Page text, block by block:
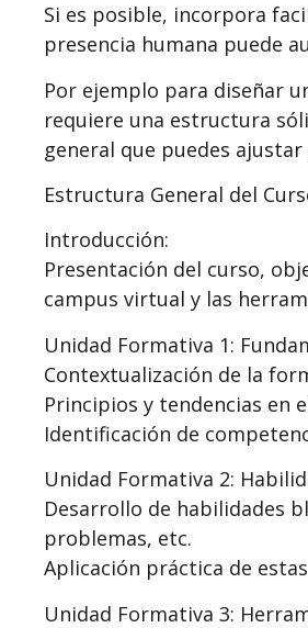
Si es posible, incorpora
presencia humana puede
Por ejemplo para diseñar
requiere una estructura
general que puedes
Estructura General del
Introducción:
Presentación del curso,
campus virtual y las
Unidad Formativa 1:
Contextualización de la
Principios y tendencias en
Identificación de
Unidad Formativa 2:
Desarrollo de habilidades
problemas, etc.
Aplicación práctica de
Unidad Formativa 3: